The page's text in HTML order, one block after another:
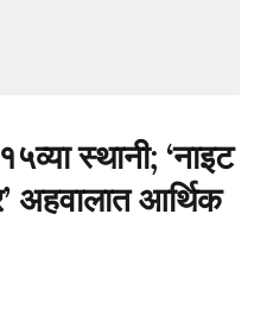
स्थानी; ‘नाइट
अहवालात आर्थिक